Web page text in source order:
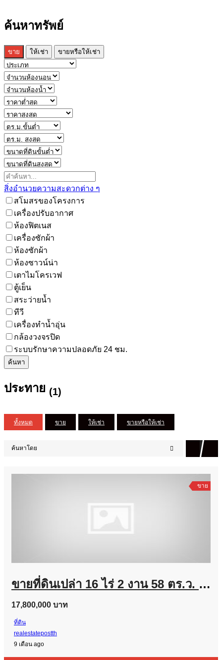
ค้นหาทรัพย์
ขาย ให้เช่า ขายหรือให้เช่า
สิ่งอำนวยความสะดวกต่าง ๆ
สโมสรของโครงการ
เครื่องปรับอากาศ
ห้องฟิตเนส
เครื่องซักผ้า
ห้องซักผ้า
ห้องซาวน์น่า
เตาไมโครเวฟ
ตู้เย็น
สระว่ายน้ำ
ทีวี
เครื่องทำน้ำอุ่น
กล้องวงจรปิด
ระบบรักษาความปลอดภัย 24 ชม.
ค้นหา
ประทาย (1)
ทั้งหมด ขาย ให้เช่า ขายหรือให้เช่า
ค้นหาโดย
ขาย
ขายที่ดินเปล่า 16 ไร่ 2 งาน 58 ตร.ว. อำเภอประทาย นครราชสีมา ติดถนน อยู่ในแหล่งชุมชน โทร 083-9169044
17,800,000 บาท
ที่ดิน
realestatepostth
9 เดือน ago